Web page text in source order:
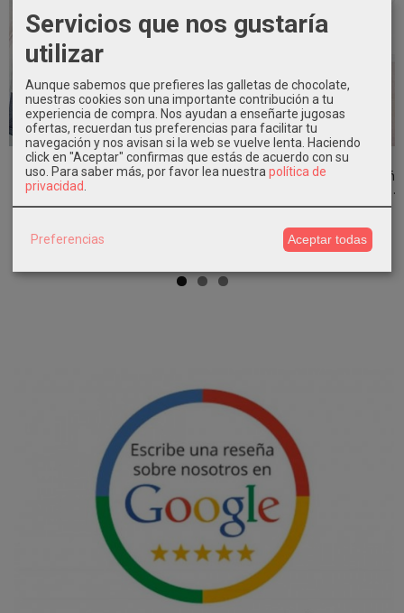
Conjunto niño
vestir camisa
beige...
15,72 €
44,90 €
Lazo tul de
niña rosa
12,90 €
Conjunto niño
camisa
16,45 €
Conjunto
ceremonia niño
camisa lino...
29,95 €
59,90 €
Servicios que nos gustaría
utilizar
Aunque sabemos que prefieres las galletas de chocolate,
nuestras cookies son una importante contribución a tu
experiencia de compra. Nos ayudan a enseñarte jugosas
ofertas, recuerdan tus preferencias para facilitar tu
navegación y nos avisan si la web se vuelve lenta. Haciendo
click en "Aceptar" confirmas que estás de acuerdo con su
uso. Para saber más, por favor lea nuestra política de
privacidad
Preferencias Aceptar todas